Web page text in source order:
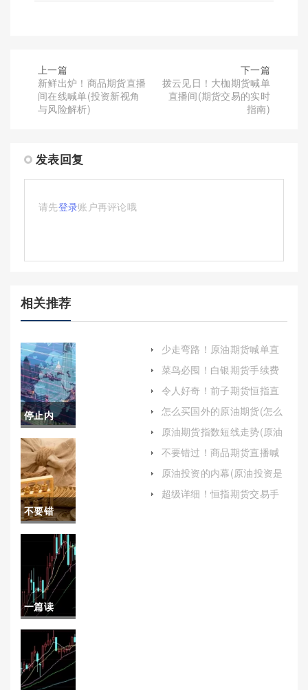
上一篇
新鲜出炉！商品期货直播
间在线喊单(投资新视角
与风险解析)
下一篇
拨云见日！大枷期货喊单
直播间(期货交易的实时
指南)
发表回复
请先登录账户再评论哦
相关推荐
停止内
耗！期货
日内交易
（策略、
技巧与风
险管理）
不要错
过！什么
是期货保
证金（维
护市场的
公平性和
稳定性）
一篇读
懂！汇鑫
期货油喊
单直播室
少走弯路！原油期货喊单直
来展望)
菜鸟必囤！白银期货手续费
解和控制交易成本）
令人好奇！前子期货恒指直
怎么买国外的原油期货(怎么
原油期货指数短线走势(原油
不要错过！商品期货直播喊
场分析及操作策略)
原油投资的内幕(原油投资是
超级详细！恒指期货交易手